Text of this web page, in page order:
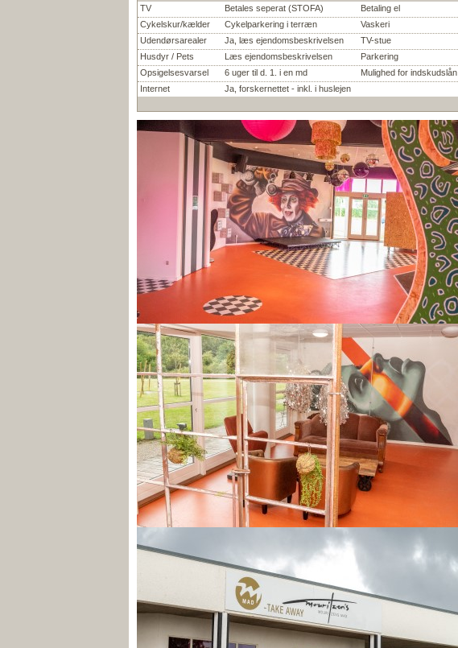
TV
Betales seperat (STOFA) Betaling el
Cykelskur/kælder
Cykelparkering i terræn Vaskeri
Udendørsarealer
Ja, læs ejendomsbeskrivelsen TV-stue
Husdyr / Pets
Læs ejendomsbeskrivelsen Parkering
Opsigelsesvarsel
6 uger til d. 1. i en md Mulighed for indskudslån
Internet
Ja, forskernettet - inkl. i huslejen